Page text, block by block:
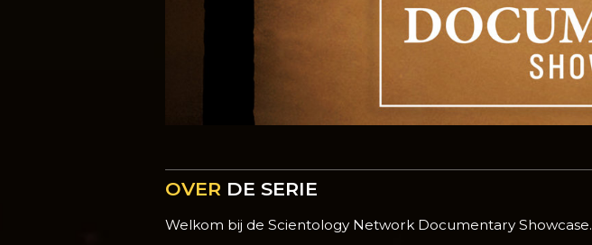
OVER DE SERIE
Welkom bij de Scientology Network Documentary Showcase.